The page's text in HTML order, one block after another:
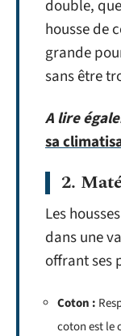
double,
housse de
grande
sans être
A lire
sa
2.
Les
dans une
offrant ses
Coton :
coton est le